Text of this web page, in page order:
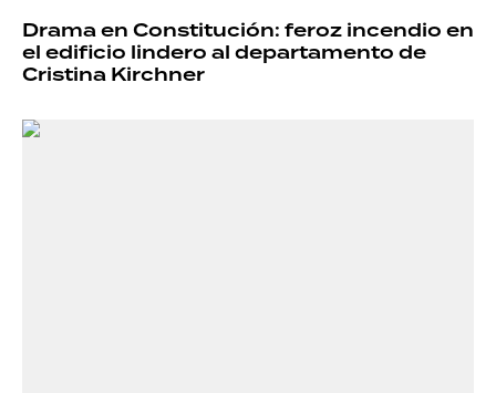
Drama en Constitución: feroz incendio en
el edificio lindero al departamento de
Cristina Kirchner